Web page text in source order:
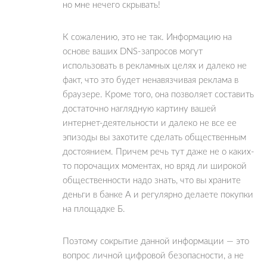
но мне нечего скрывать!
К сожалению, это не так. Информацию на
основе ваших DNS-запросов могут
использовать в рекламных целях и далеко не
факт, что это будет ненавязчивая реклама в
браузере. Кроме того, она позволяет составить
достаточно наглядную картину вашей
интернет-деятельности и далеко не все ее
эпизоды вы захотите сделать общественным
достоянием. Причем речь тут даже не о каких-
то порочащих моментах, но вряд ли широкой
общественности надо знать, что вы храните
деньги в банке А и регулярно делаете покупки
на площадке Б.
Поэтому сокрытие данной информации — это
вопрос личной цифровой безопасности, а не